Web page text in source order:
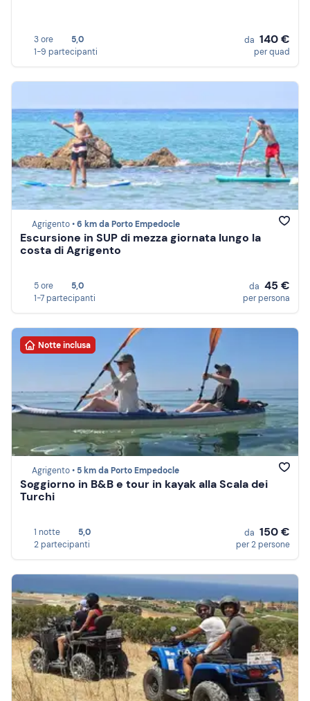
3 ore
5,0
1-9 partecipanti
da 140 €
per quad
Agrigento •6 km da Porto Empedocle
Escursione in SUP di mezza giornata lungo la
costa di Agrigento
5 ore
5,0
1-7 partecipanti
da 45 €
per persona
Notte inclusa
Agrigento • 5 km da Porto Empedocle
Soggiorno in B&B e tour in kayak alla Scala dei
Turchi
1 notte
5,0
2 partecipanti
da 150 €
per 2 persone